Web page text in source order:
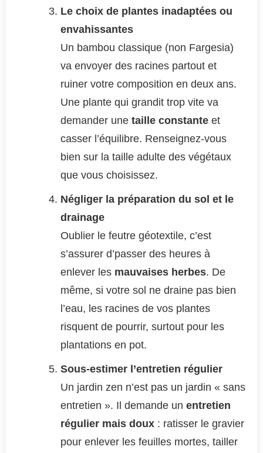
Le choix de plantes inadaptées ou
envahissantes
Un bambou classique (non Fargesia)
va envoyer des racines partout et
ruiner votre composition en deux ans.
Une plante qui grandit trop vite va
demander une taille constanteet
casser l’équilibre. Renseignez-vous
bien sur la taille adulte des végétaux
que vous choisissez.
Négliger la préparation du sol et le
drainage
Oublier le feutre géotextile, c’est
s’assurer d’passer des heures à
enlever les mauvaises herbes. De
même, si votre sol ne draine pas bien
l’eau, les racines de vos plantes
risquent de pourrir, surtout pour les
plantations en pot.
Sous-estimer l’entretien régulier
Un jardin zen n’est pas un jardin « sans
entretien ». Il demande un entretien
régulier mais doux: ratisser le gravier
pour enlever les feuilles mortes, tailler